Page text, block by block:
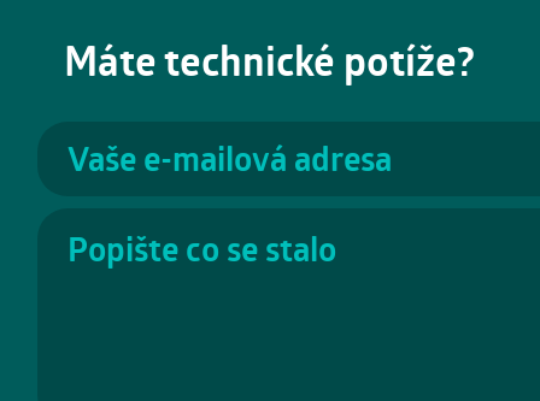
Máte technické potíže?